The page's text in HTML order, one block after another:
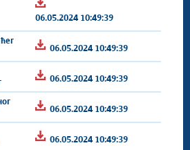
06.05.2024 10:49:39
06.05.2024 10:49:39
06.05.2024 10:49:39
06.05.2024 10:49:39
06.05.2024 10:49:39